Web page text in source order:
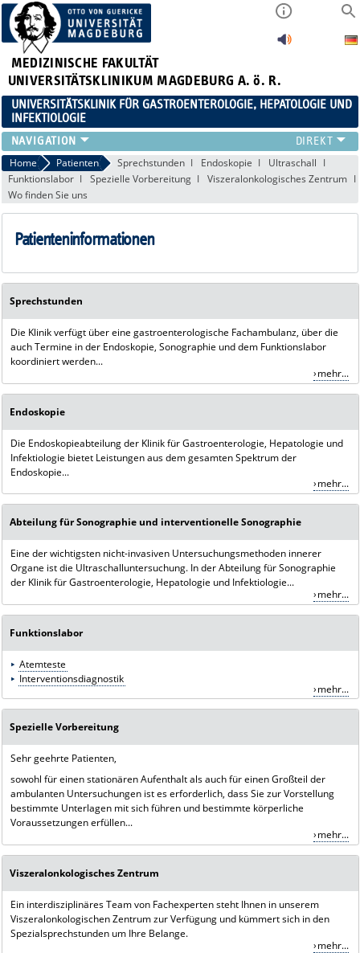
MEDIZINISCHE FAKULTÄT
UNIVERSITÄTSKLINIKUM MAGDEBURG A. ö. R.
UNIVERSITÄTSKLINIK FÜR GASTROENTEROLOGIE, HEPATOLOGIE UND
INFEKTIOLOGIE
TEAM
KLINIK
ZUWEISER
FORSCHUNG
Home Patienten Sprechstunden Endoskopie
Ultraschall
Funktionslabor
Spezielle Vorbereitung
Viszeralonkologisches Zentrum
Wo finden Sie uns
Patienteninformationen
Sprechstunden
Die Klinik verfügt über eine gastroenterologische Fachambulanz, über die
auch Termine in der Endoskopie, Sonographie und dem Funktionslabor
koordiniert werden...
mehr...
Endoskopie
Die Endoskopieabteilung der Klinik für Gastroenterologie, Hepatologie und
Infektiologie bietet Leistungen aus dem gesamten Spektrum der
Endoskopie...
mehr...
Abteilung für Sonographie und interventionelle Sonographie
Eine der wichtigsten nicht-invasiven Untersuchungsmethoden innerer
Organe ist die Ultraschalluntersuchung. In der Abteilung für Sonographie
der Klinik für Gastroenterologie, Hepatologie und Infektiologie...
mehr...
Funktionslabor
Atemteste
Interventionsdiagnostik
mehr...
Spezielle Vorbereitung
Sehr geehrte Patienten,
sowohl für einen stationären Aufenthalt als auch für einen Großteil der
ambulanten Untersuchungen ist es erforderlich, dass Sie zur Vorstellung
bestimmte Unterlagen mit sich führen und bestimmte körperliche
Voraussetzungen erfüllen...
mehr...
Viszeralonkologisches Zentrum
Ein interdisziplinäres Team von Fachexperten steht Ihnen in unserem
Viszeralonkologischen Zentrum zur Verfügung und kümmert sich in den
Spezialsprechstunden um Ihre Belange.
mehr...